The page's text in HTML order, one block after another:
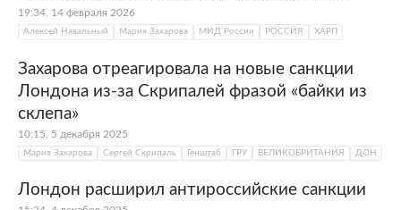
19:34, 14 февраля 2026
Алексей Навальный Мария Захарова МИД России РОССИЯ ХАРП
Захарова отреагировала на новые санкции
Лондона из-за Скрипалей фразой «байки из
склепа»
10:15, 5 декабря 2025
Мария Захарова Сергей Скрипаль Генштаб ГРУ ВЕЛИКОБРИТАНИЯ ДОН
Лондон расширил антироссийские санкции